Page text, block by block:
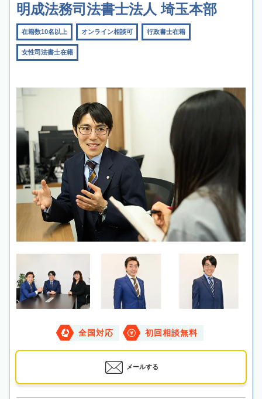
明成法務司法書士法人 埼玉本部
在籍数10名以上 オンライン相談可 行政書士在籍
女性司法書士在籍
全国対応 初回相談無料
メールする